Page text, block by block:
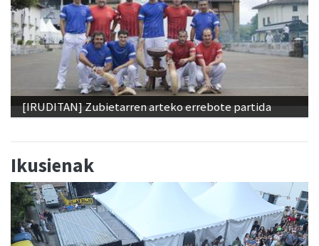
[IRUDITAN] Zubietarren arteko errebote partida
Ikusienak